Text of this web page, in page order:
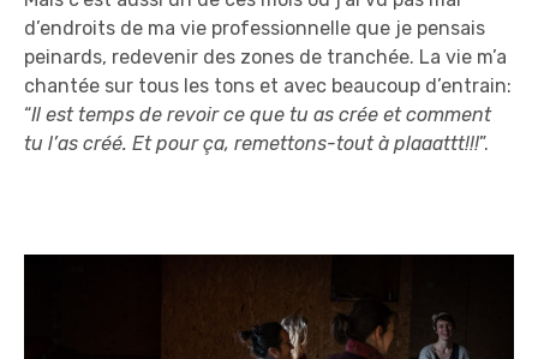
d’endroits de ma vie professionnelle que je pensais
peinards, redevenir des zones de tranchée. La vie m’a
chantée sur tous les tons et avec beaucoup d’entrain:
“Il est temps de revoir ce que tu as crée et comment
tu l’as créé. Et pour ça, remettons-tout à plaaattt!!!”.